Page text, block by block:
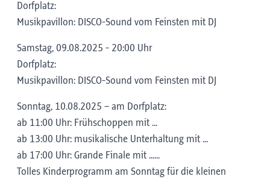
Dorfplatz:
Musikpavillon: DISCO-Sound vom Feinsten mit DJ
Samstag, 09.08.2025 - 20:00 Uhr
Dorfplatz:
Musikpavillon: DISCO-Sound vom Feinsten mit DJ
Sonntag, 10.08.2025 – am Dorfplatz:
ab 11:00 Uhr: Frühschoppen mit ...
ab 13:00 Uhr: musikalische Unterhaltung mit ...
ab 17:00 Uhr: Grande Finale mit ......
Tolles Kinderprogramm am Sonntag für die kleinen